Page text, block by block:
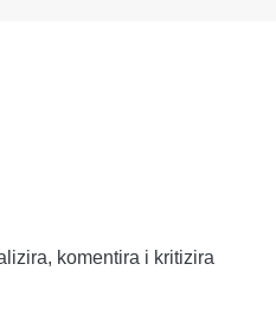
komentira i kritizira